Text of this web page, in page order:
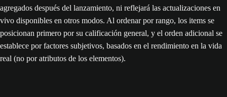
agregados después del lanzamiento, ni reflejará las actualizaciones en
vivo disponibles en otros modos. Al ordenar por rango, los items se
posicionan primero por su calificación general, y el orden adicional se
establece por factores subjetivos, basados en el rendimiento en la vida
real (no por atributos de los elementos).